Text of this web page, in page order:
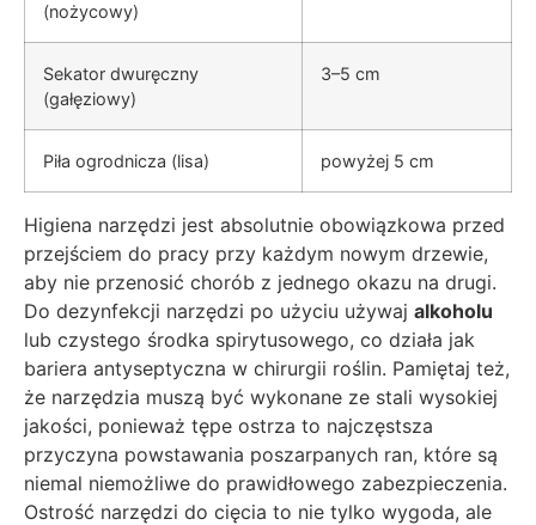
(nożycowy)
Sekator dwuręczny
(gałęziowy)
3–5 cm
Piła ogrodnicza (lisa) powyżej 5 cm
Higiena narzędzi jest absolutnie obowiązkowa przed
przejściem do pracy przy każdym nowym drzewie,
aby nie przenosić chorób z jednego okazu na drugi.
Do dezynfekcji narzędzi po użyciu używaj alkoholu
lub czystego środka spirytusowego, co działa jak
bariera antyseptyczna w chirurgii roślin. Pamiętaj też,
że narzędzia muszą być wykonane ze stali wysokiej
jakości, ponieważ tępe ostrza to najczęstsza
przyczyna powstawania poszarpanych ran, które są
niemal niemożliwe do prawidłowego zabezpieczenia.
Ostrość narzędzi do cięcia to nie tylko wygoda, ale